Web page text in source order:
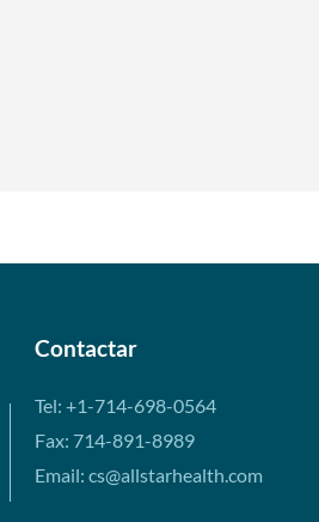
Contactar
Tel: +1-714-698-0564
Fax: 714-891-8989
Email: cs@allstarhealth.com